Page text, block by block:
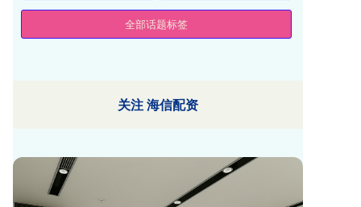
全部话题标签
关注 海信配资